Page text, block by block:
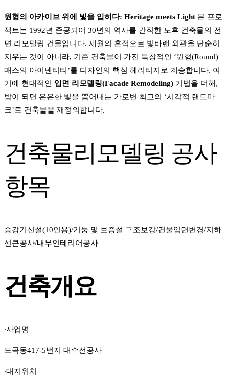
원형의 아카이브 위에 빛을 입히다: Heritage meets Light 본 프로
젝트는 1992년 준공되어 30년의 역사를 간직한 노후 건축물의 전
면 리모델링 건물입니다. 세월의 흔적으로 빛바랜 외관을 단순히
지우는 것이 아니라, 기존 건축물이 가진 독창적인 ‘원형(Round)
매스의 아이덴티티’를 디자인의 핵심 헤리티지로 계승합니다. 여
기에 현대적인 입면 리모델링(Facade Remodeling) 기법을 더해,
밤이 되면 은은한 빛을 뿜어내는 가로변 최고의 ‘시각적 랜드마
크’로 건축물을 재정의합니다.
건축물리모델링 공사
항목
승강기신설(10인용)/기둥 및 보증설 구조보강/건물입면변경/지하
선큰공사/내부인테리어공사
건축개요
‧사업명
도곡동417-5번지 대수선공사
‧대지위치